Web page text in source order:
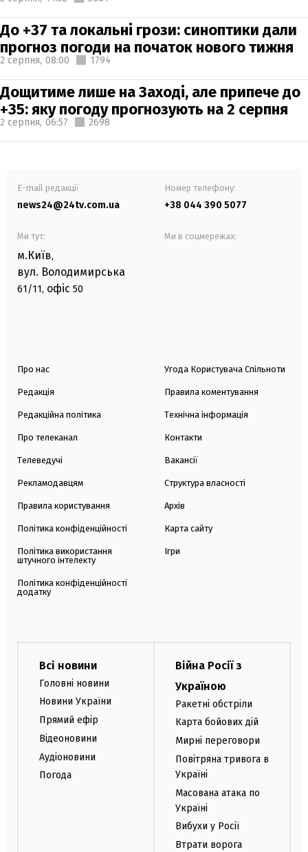
До +37 та локальні грози: синоптики дали
прогноз погоди на початок нового тижня
2 серпня, 08:00 1794
Дощитиме лише на Заході, але припече до
+35: яку погоду прогнозують на 2 серпня
2 серпня, 06:57 2698
E-mail редакції
news24@24tv.com.ua
Номер телефону:
+38 044 390 5077
Ми тут:
м.Київ,
вул. Володимирська
61/11, офіс 50
Ми в соцмережах:
Про нас
Редакція
Редакційна політика
Про телеканал
Телеведучі
Рекламодавцям
Правила користування
Політика конфіденційності
Політика використання
штучного інтелекту
Політика конфіденційності
додатку
Угода Користувача Спільноти
Правила коментування
Технічна інформація
Контакти
Вакансії
Структура власності
Архів
Карта сайту
Ігри
Всі новини
Головні новини
Новини України
Прямий ефір
Відеоновини
Аудіоновини
Погода
Війна Росії з
Україною
Ракетні обстріли
Карта бойових дій
Мирні переговори
Повітряна тривога в
Україні
Масована атака по
Україні
Вибухи у Росії
Втрати ворога